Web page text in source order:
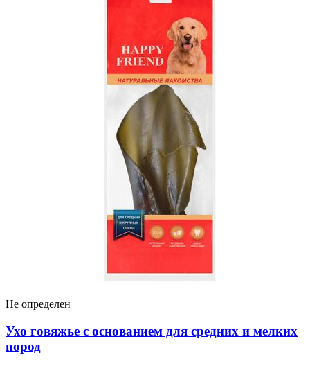
Не определен
Ухо говяжье с основанием для средних и мелких
пород